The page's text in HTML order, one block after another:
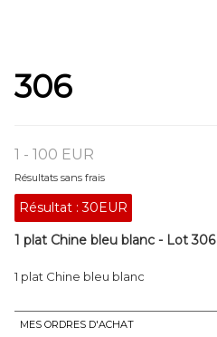
306
1 - 100 EUR
Résultats sans frais
Résultat :30EUR
1 plat Chine bleu blanc - Lot 306
1 plat Chine bleu blanc
MES ORDRES D'ACHAT